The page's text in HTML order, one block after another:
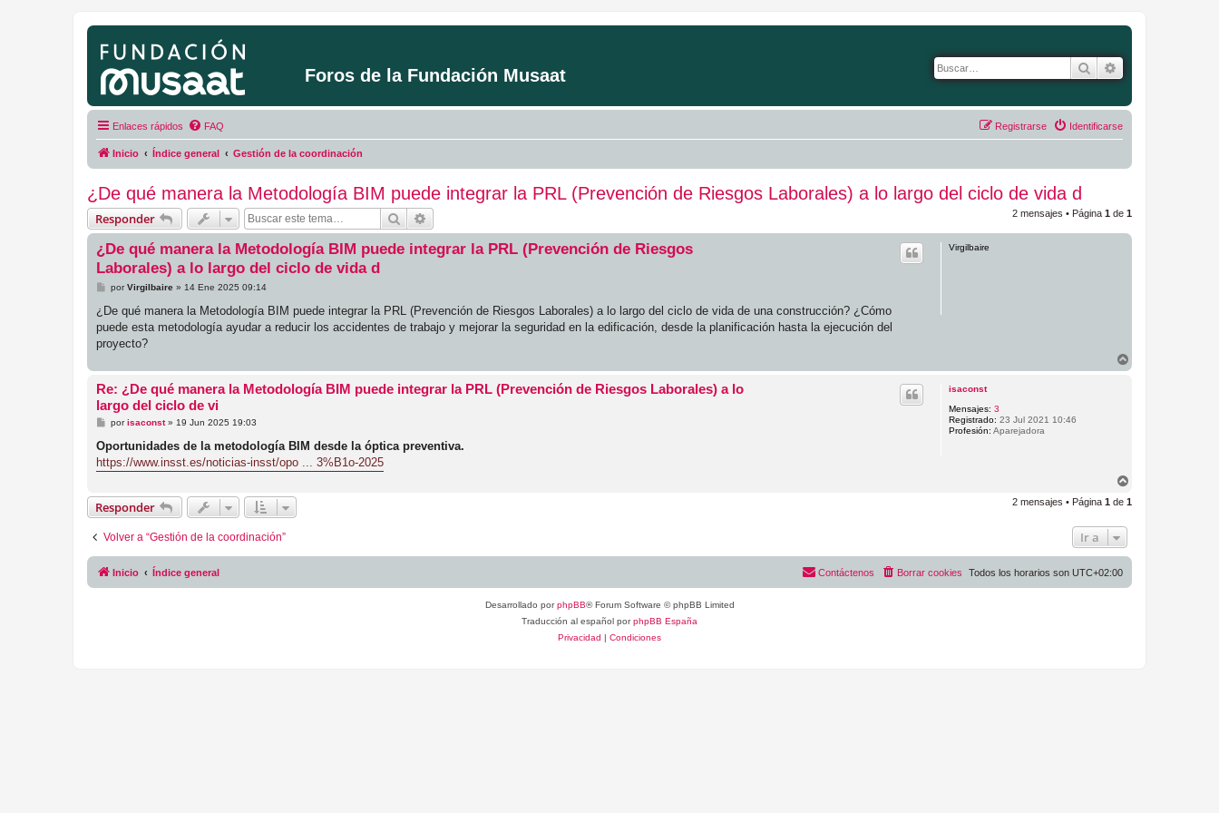
Foros de la Fundación Musaat Buscar
Enlaces rápidos FAQ Identificarse
Registrarse
Inicio Índice general Gestión de la coordinación
¿De qué manera la Metodología BIM puede integrar la PRL (Prevención de Riesgos Laborales) a lo largo del ciclo de vida d
Responder Buscar 2 mensajes • Página 1 de 1
Virgilbaire
¿De qué manera la Metodología BIM puede integrar la PRL (Prevención de Riesgos
Laborales) a lo largo del ciclo de vida d
M
n
a
j
porVirgilbaire» 14 Ene 2025 09:14
¿De qué manera la Metodología BIM puede integrar la PRL (Prevención de Riesgos Laborales) a lo largo del ciclo de vida de una construcción? ¿Cómo
puede esta metodología ayudar a reducir los accidentes de trabajo y mejorar la seguridad en la edificación, desde la planificación hasta la ejecución del
proyecto?
r
isaconst
Mensajes: 3
Registrado: 23 Jul 2021 10:46
Profesión: Aparejadora
Re: ¿De qué manera la Metodología BIM puede integrar la PRL (Prevención de Riesgos Laborales) a lo
largo del ciclo de vi
M
n
s
a
porisaconst» 19 Jun 2025 19:03
Oportunidades de la metodología BIM desde la óptica preventiva.
https://www.insst.es/noticias-insst/opo ... 3%B1o-2025
r
Responder 2 mensajes • Página 1 de 1
Volver a “Gestión de la coordinación” Ir a
Inicio Índice general Todos los horarios son UTC+02:00
Borrar cookies
Contáctenos
Desarrollado porphpBB® Forum Software © phpBB Limited
Traducción al español porphpBB España
Privacidad | Condiciones